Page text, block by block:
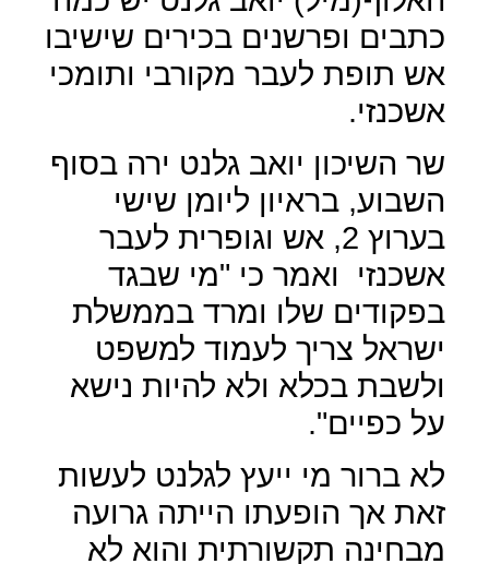
כתבים ופרשנים בכירים שישיבו
אש תופת לעבר מקורבי ותומכי
אשכנזי.
שר השיכון יואב גלנט ירה בסוף
השבוע, בראיון ליומן שישי
בערוץ 2, אש וגופרית לעבר
אשכנזי
ואמר כי "מי שבגד
בפקודים שלו ומרד בממשלת
ישראל צריך לעמוד למשפט
ולשבת בכלא ולא להיות נישא
על כפיים".
לא ברור מי ייעץ לגלנט לעשות
זאת אך הופעתו הייתה גרועה
מבחינה תקשורתית והוא לא